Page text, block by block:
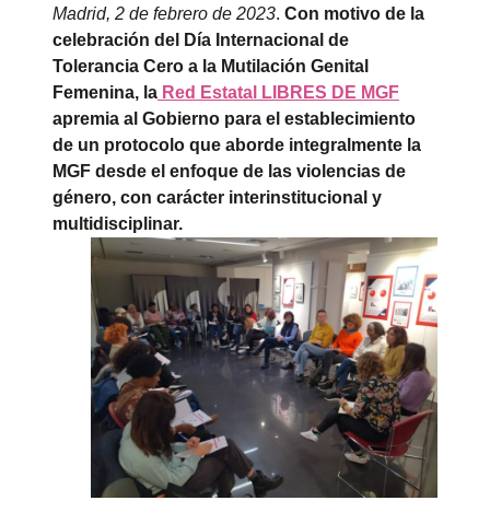
Madrid, 2 de febrero de 2023. Con motivo de la
celebración del Día Internacional de
Tolerancia Cero a la Mutilación Genital
Femenina, la Red Estatal LIBRES DE MGF
apremia al Gobierno para el establecimiento
de un protocolo que aborde integralmente la
MGF desde el enfoque de las violencias de
género, con carácter interinstitucional y
multidisciplinar.